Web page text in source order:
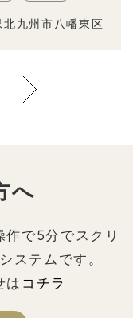
北九州市八幡東区
へ
で5分でスクリ
ステムです。
は コチラ